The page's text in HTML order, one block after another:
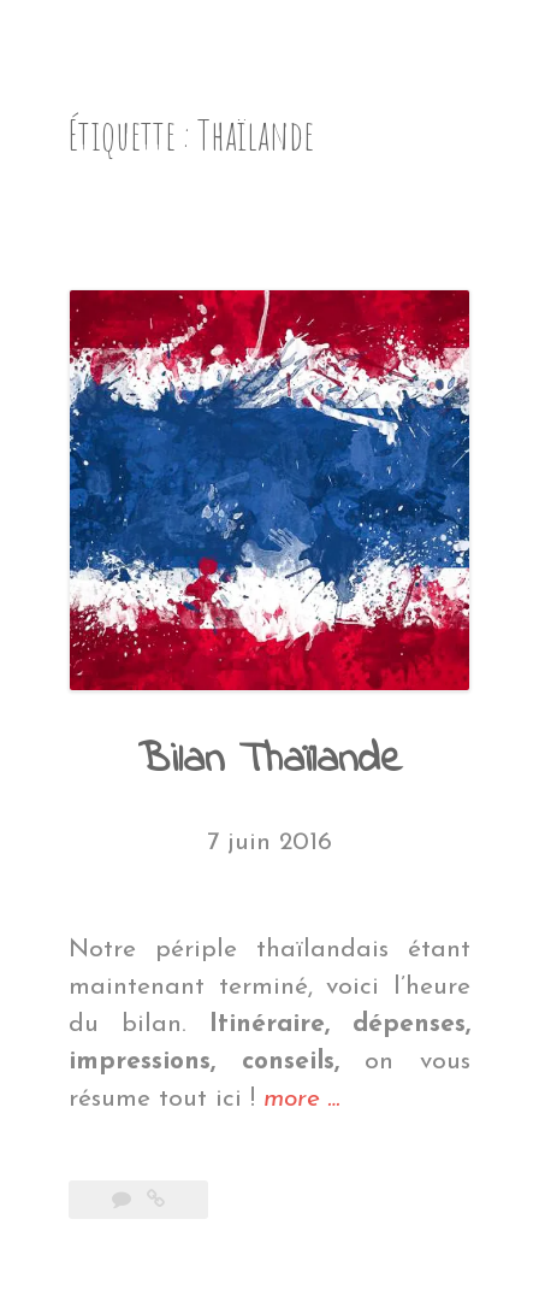
PRÉSENTATION
EN IMAGES
NOS BONNES ADRESSES
Étiquette :Thaïlande
Bilan Thaïlande
7 juin 2016
Notre périple thaïlandais étant
maintenant terminé, voici l’heure
du bilan.
Itinéraire, dépenses,
impressions, conseils,on vous
résume tout ici ! more « Bilan
…